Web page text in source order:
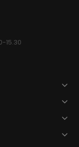
15.30